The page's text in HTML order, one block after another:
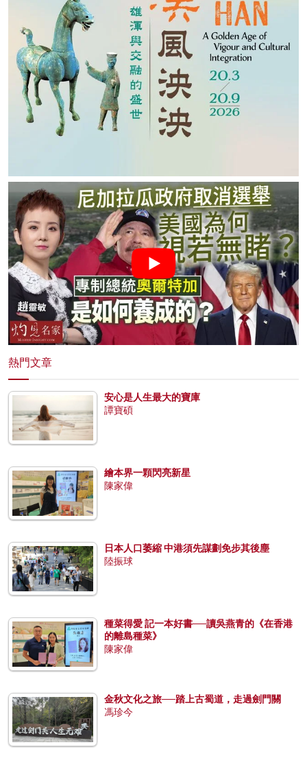
熱門文章
安心是人生最大的寶庫
譚寶碩
繪本界一顆閃亮新星
陳家偉
日本人口萎縮 中港須先謀劃免步其後塵
陸振球
種菜得愛 記一本好書──讀吳燕青的《在香港
的離島種菜》
陳家偉
金秋文化之旅──踏上古蜀道，走過劍門關
馮珍今